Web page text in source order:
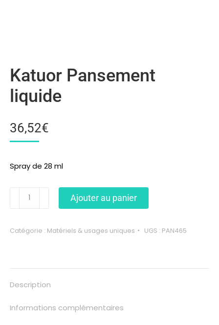
Katuor Pansement
liquide
36,52€
Spray de 28 ml
Ajouter au panier
Catégorie : Matériels & usages uniques UGS : PAN465
Description
Informations complémentaires